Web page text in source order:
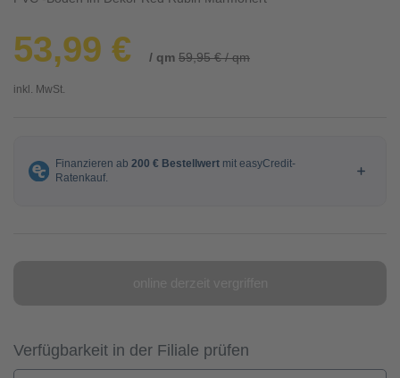
53,99 € / qm 59,95 € / qm
inkl. MwSt.
Verfügbarkeit in der Filiale prüfen